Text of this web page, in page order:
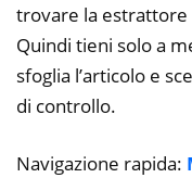
trovare la estrattore
Quindi tieni solo a
sfoglia l’articolo e
di controllo.
Navigazione rapida: